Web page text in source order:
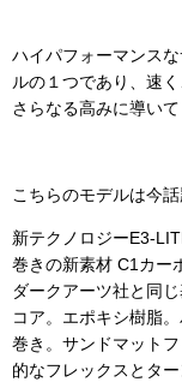
ハイパフォーマンス
ルの１つであり、速
さらなる高みに導い
こちらのモデルは今
新テクノロジーE3-
巻きの新素材 C1カー
ダークアーツ社と同
コア。エポキシ樹脂
巻き。サンドマット
的なフレックスとタ